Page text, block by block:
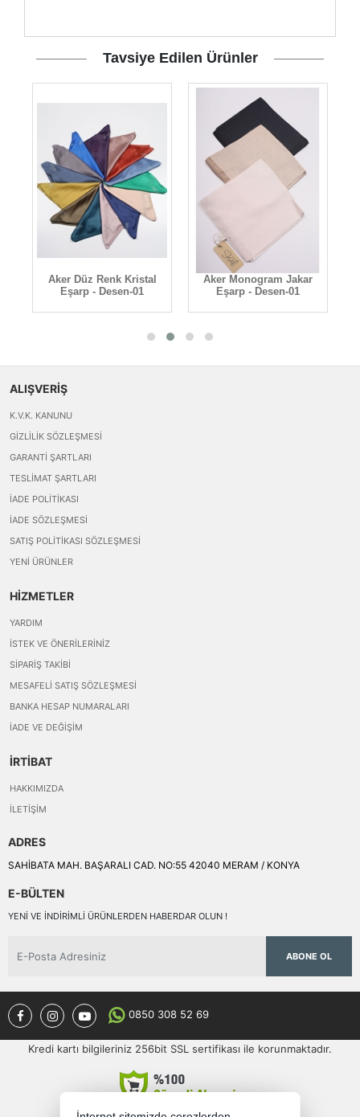
Tavsiye Edilen Ürünler
Aker Düz Renk Kristal
Eşarp - Desen-01
Aker Monogram Jakar
Eşarp - Desen-01
ALIŞVERİŞ
K.V.K. KANUNU
GIZLILIK SÖZLEŞMESI
GARANTI ŞARTLARI
TESLIMAT ŞARTLARI
İADE POLITIKASI
İADE SÖZLEŞMESI
SATIŞ POLITIKASI SÖZLEŞMESI
YENI ÜRÜNLER
HİZMETLER
YARDIM
İSTEK VE ÖNERILERINIZ
SIPARIŞ TAKIBI
MESAFELI SATIŞ SÖZLEŞMESI
BANKA HESAP NUMARALARI
İADE VE DEĞIŞIM
İRTİBAT
HAKKIMIZDA
İLETIŞIM
ADRES
SAHİBATA MAH. BAŞARALI CAD. NO:55 42040 MERAM / KONYA
E-BÜLTEN
YENI VE INDIRIMLI ÜRÜNLERDEN HABERDAR OLUN !
ABONE OL
0850 308 52 69
Kredi kartı bilgileriniz 256bit SSL sertifikası ile korunmaktadır.